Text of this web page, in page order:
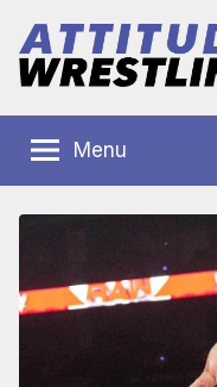
treści
Wrestling
Polska
WrestlinguMenu